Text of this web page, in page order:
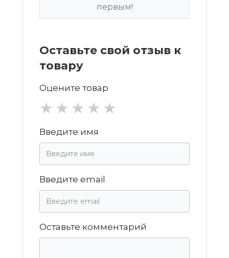
первым!
Оставьте свой отзыв к
товару
Оцените товар
★
★
★
★
★
Введите имя
Введите email
Оставьте комментарий